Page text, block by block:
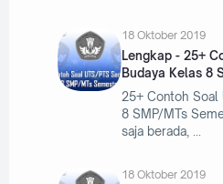
18 Oktober 2019
Lengkap - 25+
Budaya Kelas 8
25+ Contoh Soal
8 SMP/MTs
saja berada,
18 Oktober 2019